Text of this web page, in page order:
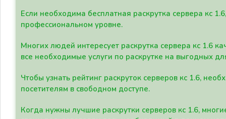
Если необходима бесплатная раскрутка сервера кс
профессиональном уровне.
Многих людей интересует раскрутка сервера кс 1.6
все необходимые услуги по раскрутке на выгодных
Чтобы узнать рейтинг раскруток серверов кс 1.6,
посетителям в свободном доступе.
Когда нужны лучшие раскрутки серверов кс 1.6,